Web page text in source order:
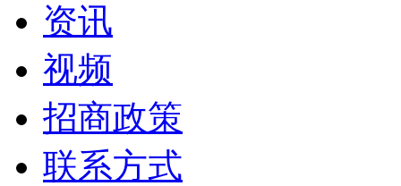
资讯
视频
招商政策
联系方式